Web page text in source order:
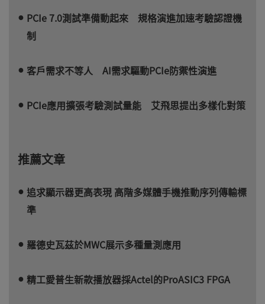
PCIe 7.0測試準備動起來 規格演進加速考驗認證機
制
客戶需求不等人 AI需求驅動PCIe防禦性演進
PCIe應用擴張考驗測試量能 艾飛思提出多樣化對策
推薦文章
追求顯示器更高表現 高階多媒體手機推動序列傳輸標
準
羅德史瓦茲於MWC展示多種量測應用
精工愛普生新款播放器採Actel的ProASIC3 FPGA